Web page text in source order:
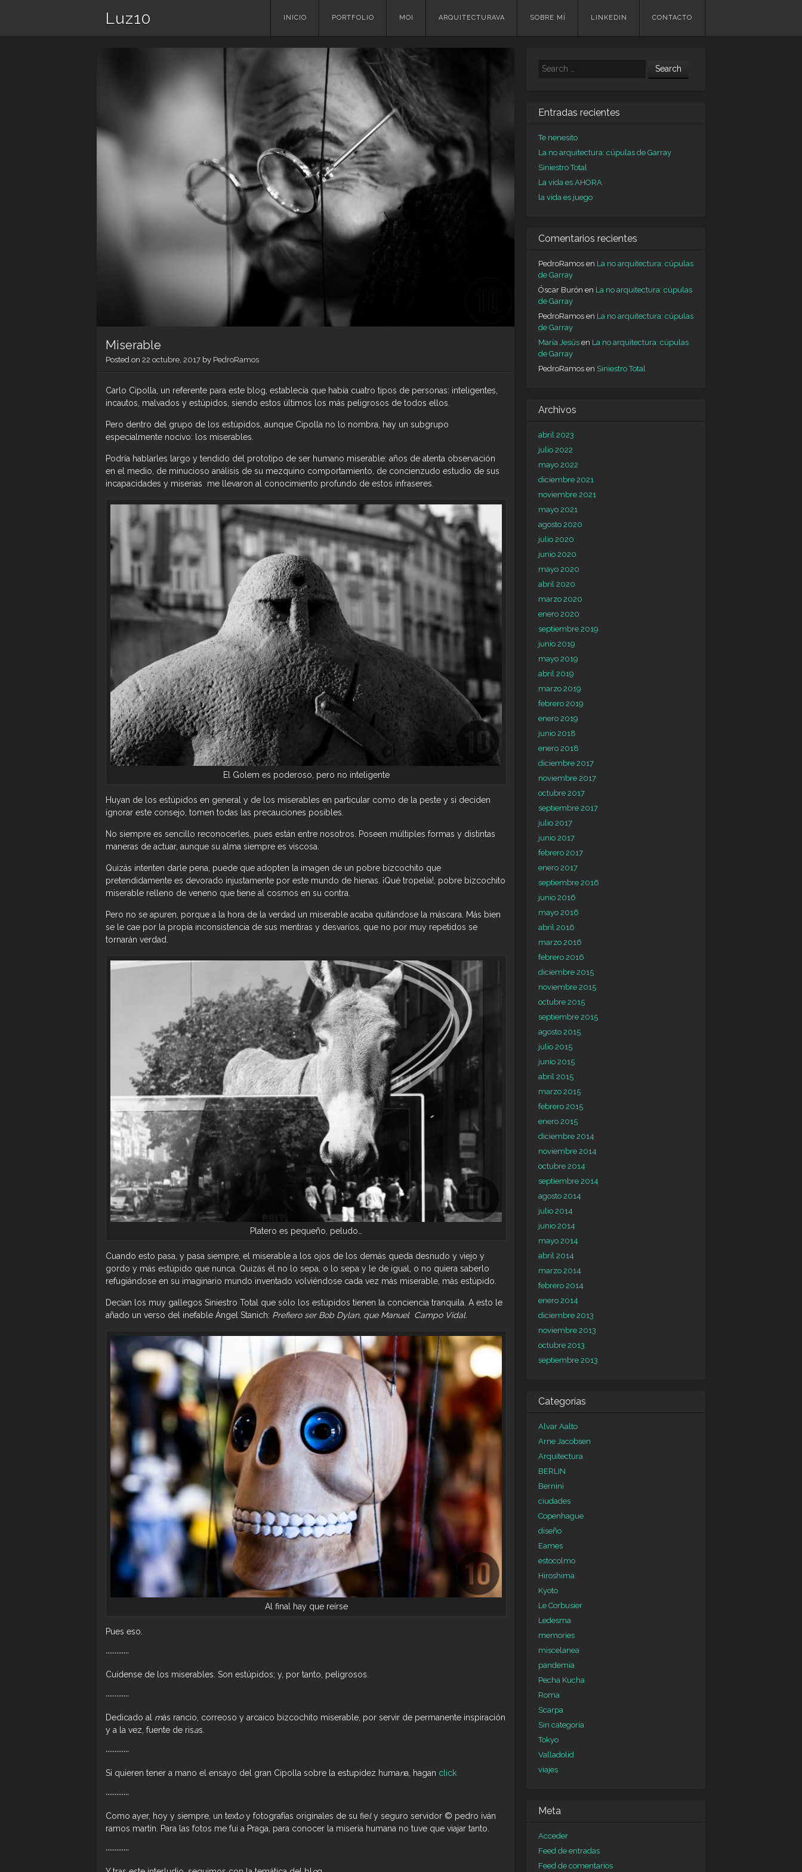
Luz10
Skip
INICIO PORTFOLIO MOI ARQUITECTURAVA SOBRE MÍ LINKEDIN CONTACTO
Miserable
Posted on 22 octubre, 2017 by PedroRamos
Carlo Cipolla, un referente para este blog, establecía que había cuatro tipos de personas: inteligentes,
incautos, malvados y estúpidos, siendo estos últimos los más peligrosos de todos ellos.
Pero dentro del grupo de los estúpidos, aunque Cipolla no lo nombra, hay un subgrupo
especialmente nocivo: los miserables.
Podría hablarles largo y tendido del prototipo de ser humano miserable: años de atenta observación
en el medio, de minucioso análisis de su mezquino comportamiento, de concienzudo estudio de sus
incapacidades y miserias me llevaron al conocimiento profundo de estos infraseres.
El Golem es poderoso, pero no inteligente
Huyan de los estúpidos en general y de los miserables en particular como de la peste y si deciden
ignorar este consejo, tomen todas las precauciones posibles.
No siempre es sencillo reconocerles, pues están entre nosotros. Poseen múltiples formas y distintas
maneras de actuar, aunque su alma siempre es viscosa.
Quizás intenten darle pena, puede que adopten la imagen de un pobre bizcochito que
pretendidamente es devorado injustamente por este mundo de hienas. ¡Qué tropelía!, pobre bizcochito
miserable relleno de veneno que tiene al cosmos en su contra.
Pero no se apuren, porque a la hora de la verdad un miserable acaba quitándose la máscara. Más bien
se le cae por la propia inconsistencia de sus mentiras y desvaríos, que no por muy repetidos se
tornarán verdad.
Platero es pequeño, peludo…
Cuando esto pasa, y pasa siempre, el miserable a los ojos de los demás queda desnudo y viejo y
gordo y más estúpido que nunca. Quizás él no lo sepa, o lo sepa y le de igual, o no quiera saberlo
refugiándose en su imaginario mundo inventado volviéndose cada vez más miserable, más estúpido.
Decían los muy gallegos Siniestro Total que sólo los estúpidos tienen la conciencia tranquila. A esto le
añado un verso del inefable Ángel Stanich: Prefiero ser Bob Dylan, que Manuel Campo Vidal.
Al final hay que reírse
Pues eso.
·············
Cuídense de los miserables. Son estúpidos; y, por tanto, peligrosos.
·············
Dedicado al más rancio, correoso y arcaico bizcochito miserable, por servir de permanente inspiración
y a la vez, fuente de risas.
·············
Si quieren tener a mano el ensayo del gran Cipolla sobre la estupidez humana, hagan click
·············
Como ayer, hoy y siempre, un textoy fotografías originales de su fiely seguro servidor © pedro iván
ramos martín. Para las fotos me fui a Praga, para conocer la miseria humana no tuve que viajar tanto.
·············
Search
Entradas recientes
Te nenesito
La no arquitectura: cúpulas de Garray
Siniestro Total
La vida es AHORA
la vida es juego
Comentarios recientes
PedroRamos en La no arquitectura: cúpulas
de Garray
Óscar Burón en La no arquitectura: cúpulas
de Garray
PedroRamos en La no arquitectura: cúpulas
de Garray
María Jesús en La no arquitectura: cúpulas
de Garray
PedroRamos en Siniestro Total
Archivos
abril 2023
julio 2022
mayo 2022
diciembre 2021
noviembre 2021
mayo 2021
agosto 2020
julio 2020
junio 2020
mayo 2020
abril 2020
marzo 2020
enero 2020
septiembre 2019
junio 2019
mayo 2019
abril 2019
marzo 2019
febrero 2019
enero 2019
junio 2018
enero 2018
diciembre 2017
noviembre 2017
octubre 2017
septiembre 2017
julio 2017
junio 2017
febrero 2017
enero 2017
septiembre 2016
junio 2016
mayo 2016
abril 2016
marzo 2016
febrero 2016
diciembre 2015
noviembre 2015
octubre 2015
septiembre 2015
agosto 2015
julio 2015
junio 2015
abril 2015
marzo 2015
febrero 2015
enero 2015
diciembre 2014
noviembre 2014
octubre 2014
septiembre 2014
agosto 2014
julio 2014
junio 2014
mayo 2014
abril 2014
marzo 2014
febrero 2014
enero 2014
diciembre 2013
noviembre 2013
octubre 2013
septiembre 2013
Categorías
Alvar Aalto
Arne Jacobsen
Arquitectura
BERLIN
Bernini
ciudades
Copenhague
diseño
Eames
estocolmo
Hiroshima
Kyoto
Le Corbusier
Ledesma
memories
miscelanea
pandemia
Pecha Kucha
Roma
Scarpa
Sin categoría
Tokyo
Valladolid
viajes
Meta
Acceder
Feed de entradas
Feed de comentarios